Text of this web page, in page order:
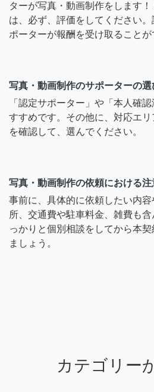
ターが写真・動画制作をします
は、必ず、評価をしてください
ポーターが報酬を受け取ることが
写真・動画制作のサポーターの選
「認定サポーター」や「本人確
すすめです。その他に、対応エ
を確認して、選んでください。
写真・動画制作の依頼における注
事前に、具体的に依頼したい内
所、交通費や駐車料金、雑費も
っかりと個別相談をしてから本
ましょう。
カテゴリー